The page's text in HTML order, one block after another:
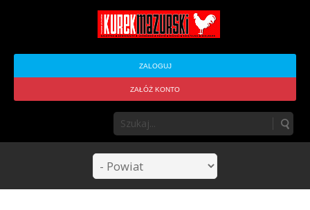
ZALOGUJ
ZAŁÓŻ KONTO